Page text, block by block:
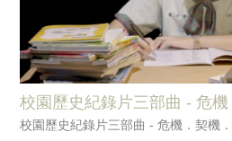
校園歷史紀錄片三部曲 - 危
校園歷史紀錄片三部曲 - 危機．契機